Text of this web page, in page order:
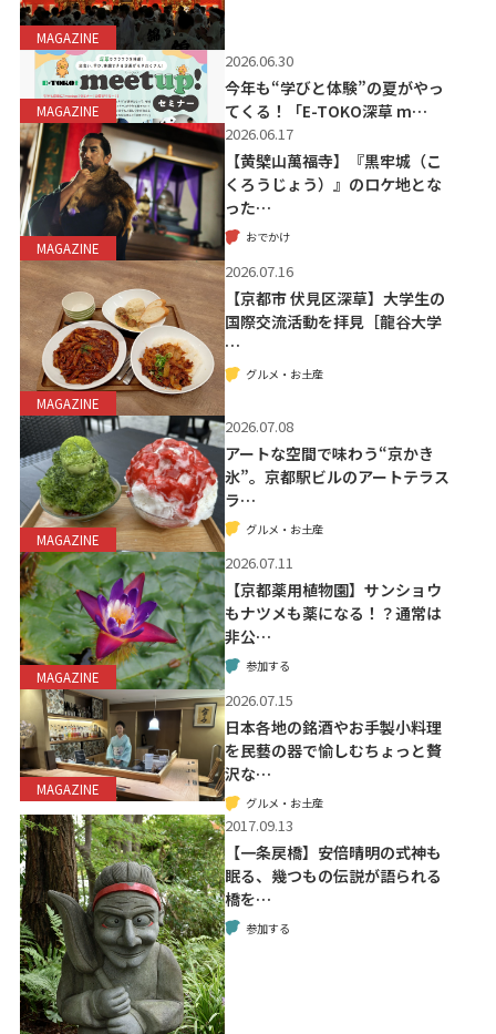
MAGAZINE
MAGAZINE
2026.06.30
今年も“学びと体験”の夏がやっ
てくる！「E-TOKO深草 m…
MAGAZINE
2026.06.17
【黄檗山萬福寺】『黒牢城（こ
くろうじょう）』のロケ地とな
った…
おでかけ
MAGAZINE
2026.07.16
【京都市 伏見区深草】大学生の
国際交流活動を拝見［龍谷大学
…
グルメ・お土産
MAGAZINE
2026.07.08
アートな空間で味わう“京かき
氷”。京都駅ビルのアートテラス
ラ…
グルメ・お土産
MAGAZINE
2026.07.11
【京都薬用植物園】サンショウ
もナツメも薬になる！？通常は
非公…
参加する
MAGAZINE
2026.07.15
日本各地の銘酒やお手製小料理
を民藝の器で愉しむちょっと贅
沢な…
グルメ・お土産
2017.09.13
【一条戻橋】安倍晴明の式神も
眠る、幾つもの伝説が語られる
橋を…
参加する